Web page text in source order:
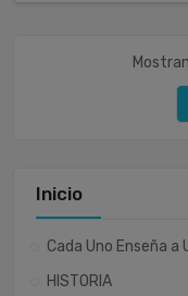
Inicio
Cada Uno Enseña a
HISTORIA